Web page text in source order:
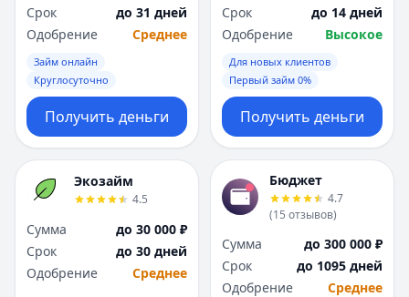
Срок
до 31 дней
Одобрение
Среднее
Займ онлайн
Круглосуточно
Получить деньги
Срок
до 14 дней
Одобрение
Высокое
Для новых клиентов
Первый займ 0%
Получить деньги
Экозайм
4.5
Сумма
до 30 000 ₽
Срок
до 30 дней
Одобрение
Среднее
Бюджет
4.7
(15 отзывов)
Сумма
до 300 000 ₽
Срок
до 1095 дней
Одобрение
Среднее